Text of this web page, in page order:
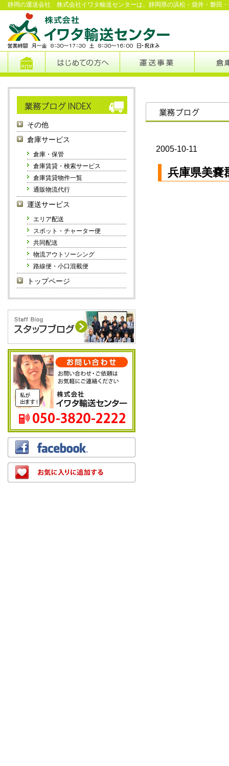
静岡の運送会社 株式会社イワタ輸送センターは、静岡県の浜松・袋井・磐田
その他
倉庫サービス
倉庫・保管
倉庫賃貸・検索サービス
倉庫賃貸物件一覧
通販物流代行
運送サービス
エリア配送
スポット・チャーター便
共同配送
物流アウトソーシング
路線便・小口混載便
トップページ
2005-10-11
兵庫県美嚢